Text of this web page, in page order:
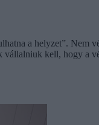
a helyzet”. Nem
vállalniuk kell, hogy a